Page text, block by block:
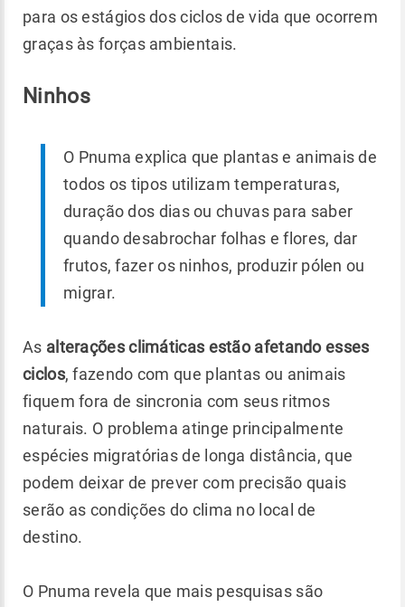
para os estágios dos ciclos de vida que ocorrem
graças às forças ambientais.
Ninhos
O Pnuma explica que plantas e animais de
todos os tipos utilizam temperaturas,
duração dos dias ou chuvas para saber
quando desabrochar folhas e flores, dar
frutos, fazer os ninhos, produzir pólen ou
migrar.
As alterações climáticas estão afetando esses
ciclos, fazendo com que plantas ou animais
fiquem fora de sincronia com seus ritmos
naturais. O problema atinge principalmente
espécies migratórias de longa distância, que
podem deixar de prever com precisão quais
serão as condições do clima no local de
destino.
O Pnuma revela que mais pesquisas são